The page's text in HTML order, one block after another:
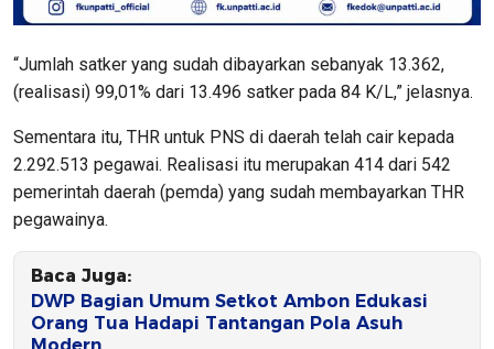
“Jumlah satker yang sudah dibayarkan sebanyak 13.362,
(realisasi) 99,01% dari 13.496 satker pada 84 K/L,” jelasnya.
Sementara itu, THR untuk PNS di daerah telah cair kepada
2.292.513 pegawai. Realisasi itu merupakan 414 dari 542
pemerintah daerah (pemda) yang sudah membayarkan THR
pegawainya.
Baca Juga:
DWP Bagian Umum Setkot Ambon Edukasi
Orang Tua Hadapi Tantangan Pola Asuh
Modern